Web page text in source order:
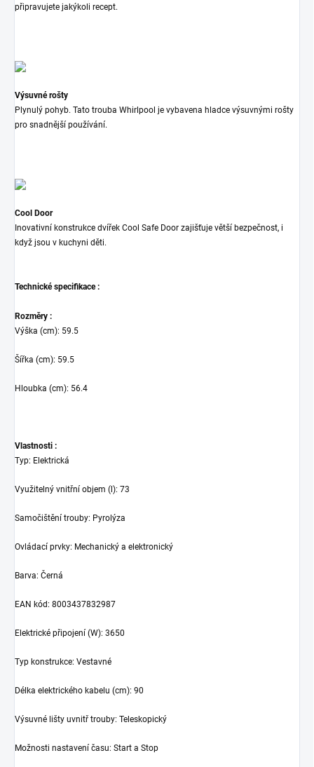
připravujete jakýkoli recept.
Výsuvné rošty
Plynulý pohyb. Tato trouba Whirlpool je vybavena hladce výsuvnými rošty
pro snadnější používání.
Cool Door
Inovativní konstrukce dvířek Cool Safe Door zajišťuje větší bezpečnost, i
když jsou v kuchyni děti.
Technické specifikace :
Rozměry :
Výška (cm): 59.5
Šířka (cm): 59.5
Hloubka (cm): 56.4
Vlastnosti :
Typ: Elektrická
Využitelný vnitřní objem (l): 73
Samočištění trouby: Pyrolýza
Ovládací prvky: Mechanický a elektronický
Barva: Černá
EAN kód: 8003437832987
Elektrické připojení (W): 3650
Typ konstrukce: Vestavné
Délka elektrického kabelu (cm): 90
Výsuvné lišty uvnitř trouby: Teleskopický
Možnosti nastavení času: Start a Stop